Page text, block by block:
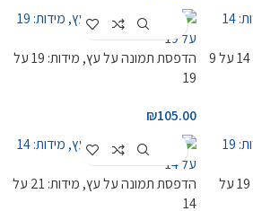
Customize
הדפסת תמונה על עץ, מידות: 19 על
19
₪105.00
הדפסת תמונה על עץ, מידות: 19 על
Customize
הדפסת תמונה על עץ, מידות: 21 על
14